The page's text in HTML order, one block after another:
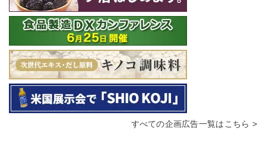
すべての企画広告一覧はこちら >